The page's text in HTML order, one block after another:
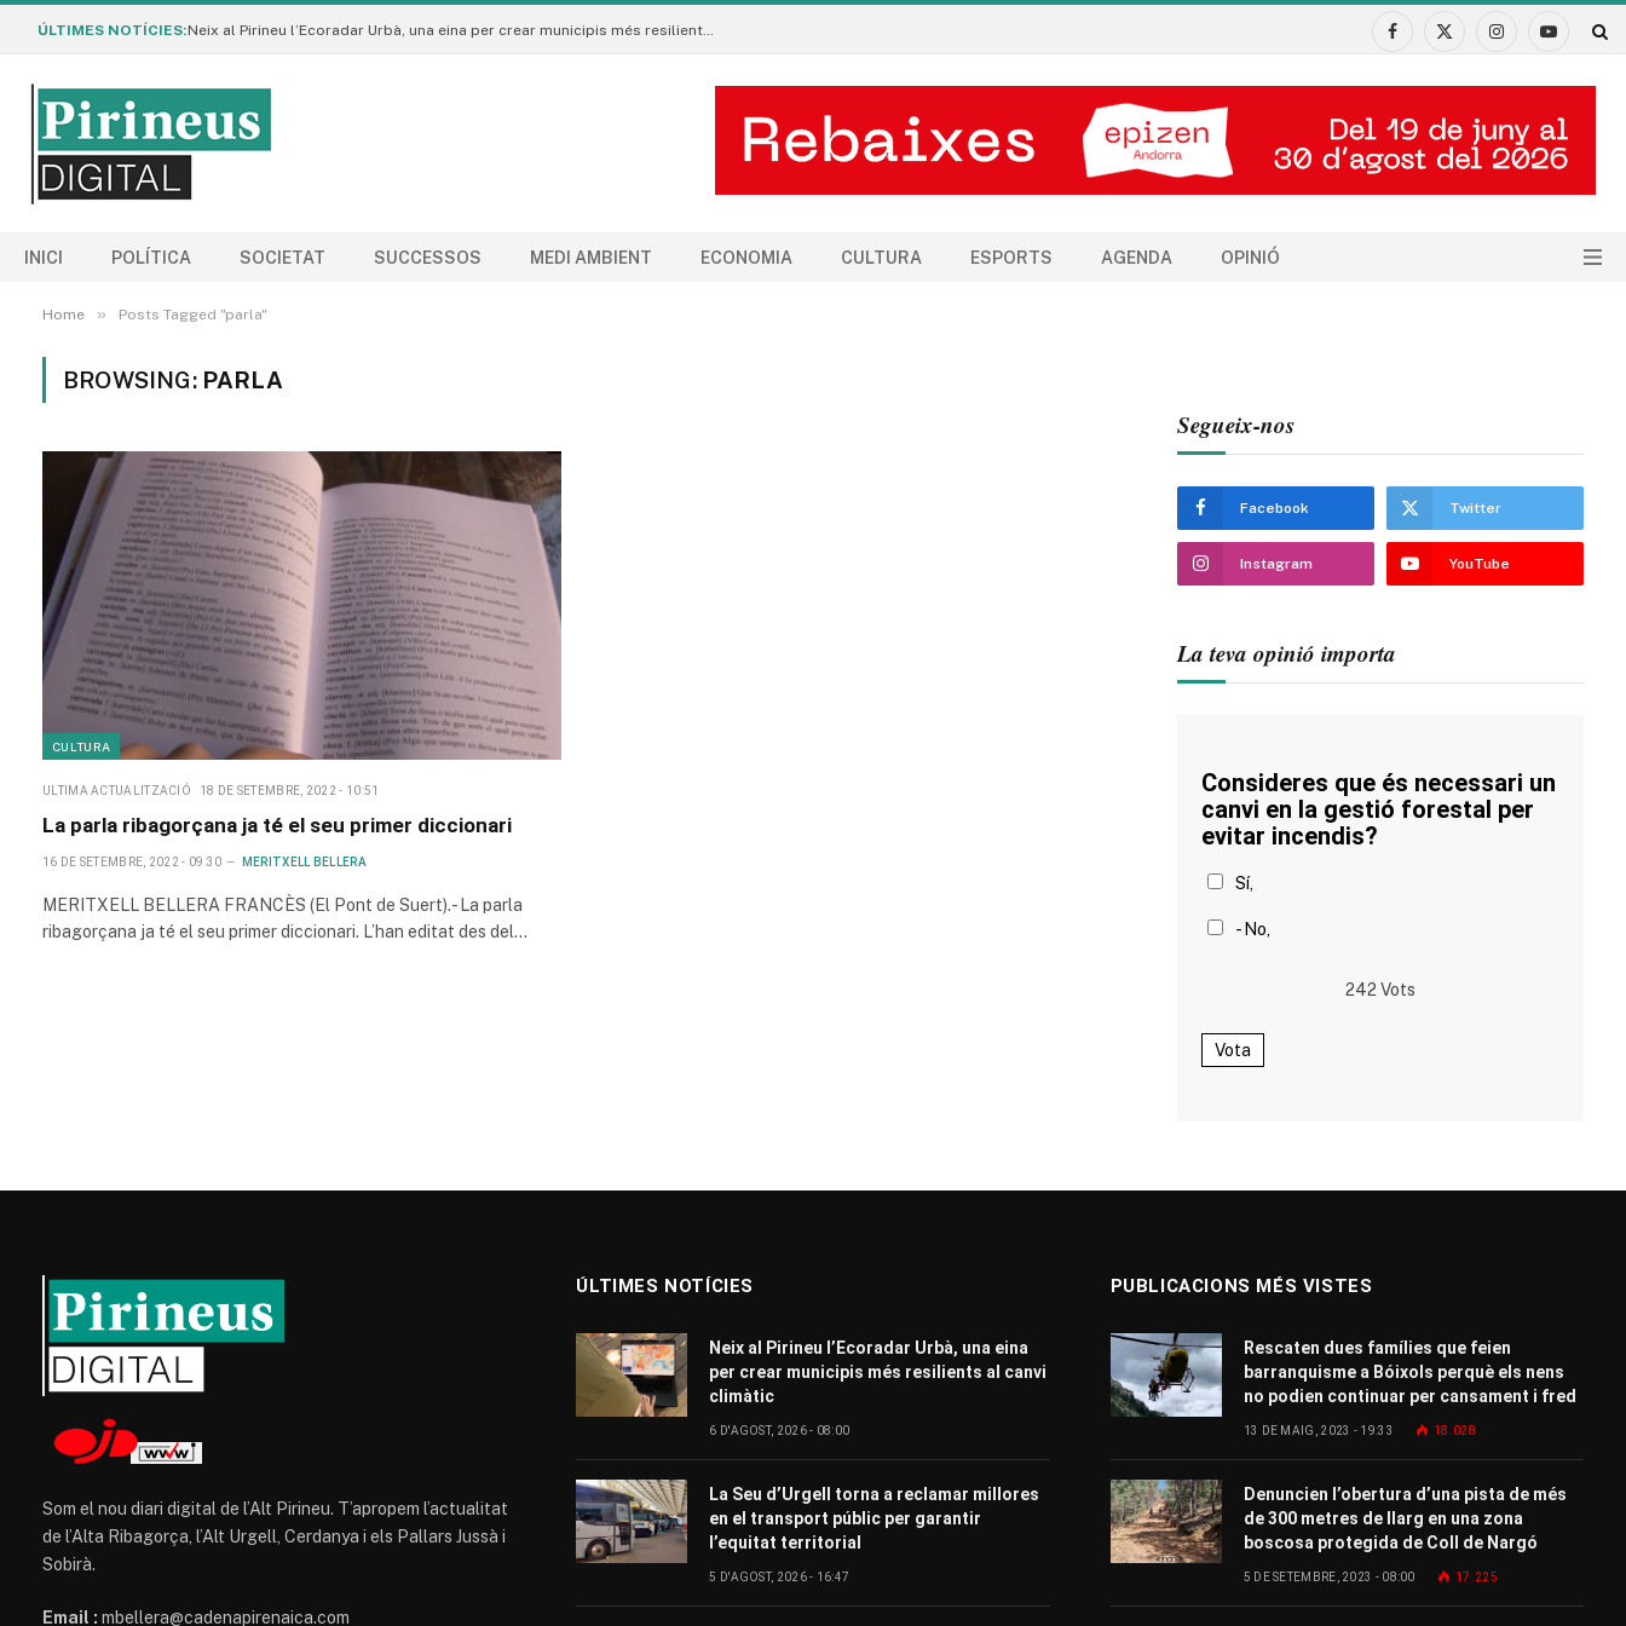
ÚLTIMES NOTÍCIES: Neix al Pirineu l’Ecoradar Urbà, una eina per crear municipis més resilients al canvi climàtic
Facebook
X
InstagramYouTube
INICI POLÍTICA SOCIETAT SUCCESSOS MEDI AMBIENT ECONOMIA CULTURA ESPORTS AGENDA OPINIÓ
Home » Posts Tagged "parla"
BROWSING: PARLA
CULTURA
ULTIMA ACTUALITZACIÓ 18 DE SETEMBRE, 2022 - 10:51
La parla ribagorçana ja té el seu primer diccionari
16 DE SETEMBRE, 2022 - 09:30 MERITXELL BELLERA
MERITXELL BELLERA FRANCÈS (El Pont de Suert).- La parla
ribagorçana ja té el seu primer diccionari. L’han editat des del…
Segueix-nos
Facebook Twitter
Instagram YouTube
La teva opinió importa
Consideres que és necessari un
canvi en la gestió forestal per
evitar incendis?
Sí,
- No,
242 Vots
Vota
Som el nou diari digital de l’Alt Pirineu. T’apropem l’actualitat
de l’Alta Ribagorça, l’Alt Urgell, Cerdanya i els Pallars Jussà i
Sobirà.
Email : mbellera@cadenapirenaica.com
ÚLTIMES NOTÍCIES
Neix al Pirineu l’Ecoradar Urbà, una eina
per crear municipis més resilients al canvi
climàtic
6 D'AGOST, 2026 - 08:00
La Seu d’Urgell torna a reclamar millores
en el transport públic per garantir
l’equitat territorial
5 D'AGOST, 2026 - 16:47
PUBLICACIONS MÉS VISTES
Rescaten dues famílies que feien
barranquisme a Bóixols perquè els nens
no podien continuar per cansament i fred
13 DE MAIG, 2023 - 19:33 18.028
Denuncien l’obertura d’una pista de més
de 300 metres de llarg en una zona
boscosa protegida de Coll de Nargó
5 DE SETEMBRE, 2023 - 08:00 17.225